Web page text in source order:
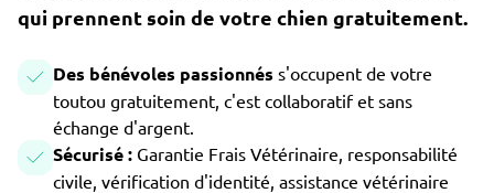
qui prennent soin de votre chien gratuitement.
Des bénévoles passionnés s'occupent de votre
toutou gratuitement, c'est collaboratif et sans
échange d'argent.
Sécurisé : Garantie Frais Vétérinaire, responsabilité
civile, vérification d'identité, assistance vétérinaire